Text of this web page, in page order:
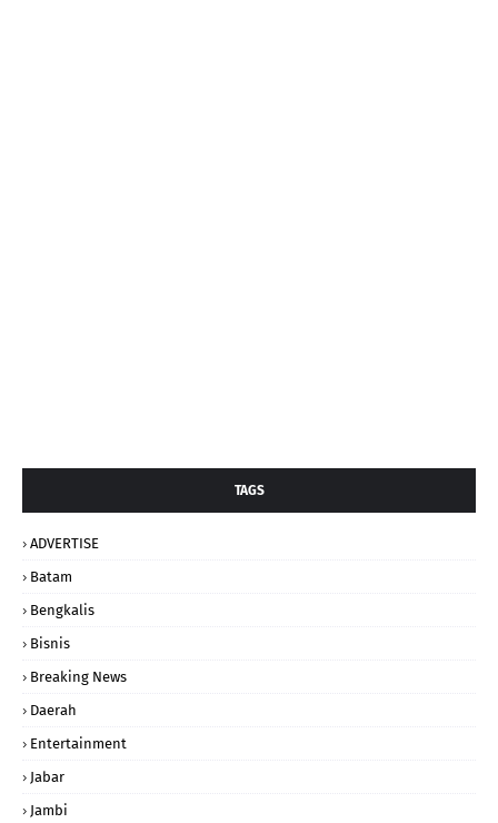
TAGS
ADVERTISE
Batam
Bengkalis
Bisnis
Breaking News
Daerah
Entertainment
Jabar
Jambi